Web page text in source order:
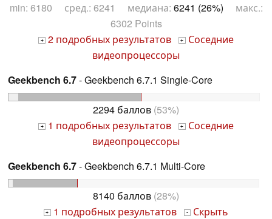
min: 6180 сред.: 6241 медиана: 6241 (26%) макс.:
6302 Points
+ 2 подробных результатов + Соседние
видеопроцессоры
Geekbench 6.7- Geekbench 6.7.1 Single-Core
2294 баллов (53%)
+ 1 подробных результатов + Соседние
видеопроцессоры
Geekbench 6.7- Geekbench 6.7.1 Multi-Core
8140 баллов (28%)
+ 1 подробных результатов - Скрыть